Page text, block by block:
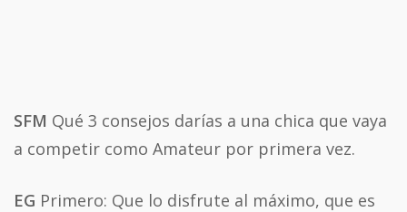
SFM Qué 3 consejos darías a una chica que vaya
a competir como Amateur por primera vez.
EG Primero: Que lo disfrute al máximo, que es